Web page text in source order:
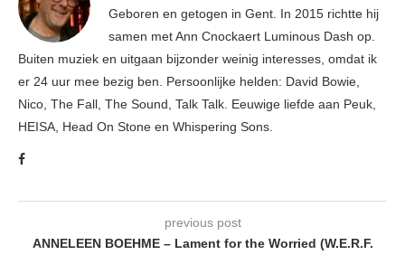
Geboren en getogen in Gent. In 2015 richtte hij
samen met Ann Cnockaert Luminous Dash op.
Buiten muziek en uitgaan bijzonder weinig interesses, omdat ik
er 24 uur mee bezig ben. Persoonlijke helden: David Bowie,
Nico, The Fall, The Sound, Talk Talk. Eeuwige liefde aan Peuk,
HEISA, Head On Stone en Whispering Sons.
previous post
ANNELEEN BOEHME – Lament for the Worried (W.E.R.F.